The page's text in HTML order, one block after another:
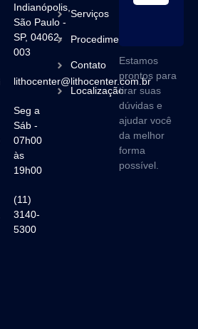
Indianópolis,
São Paulo -
SP, 04062-
003
lithocenter@lithocenter.com.br
Seg a
Sáb -
07h00
às
19h00
(11)
3140-
5300
Serviços
Procedimentos
Contato
Localização
Estamos
prontos para
tirar suas
dúvidas e
ajudar você
da melhor
forma
possível.